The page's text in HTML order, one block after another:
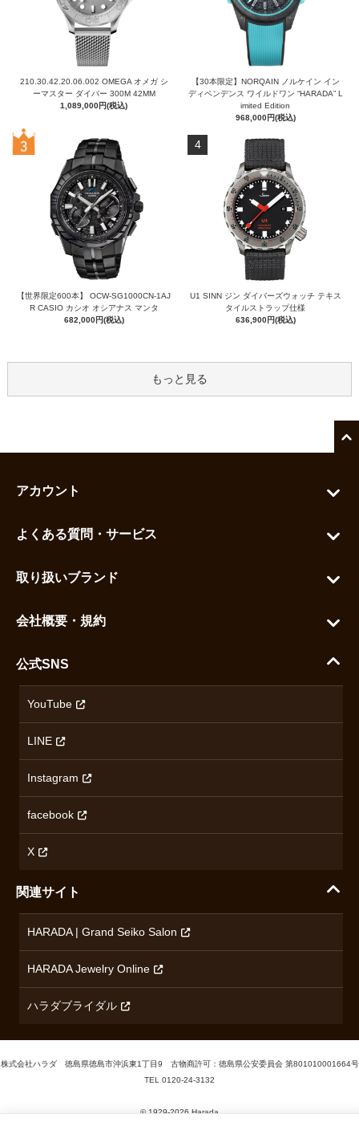
210.30.42.20.06.002 OMEGA オメガ シ
ーマスター ダイバー 300M 42MM
1,089,000円(税込)
【30本限定】NORQAIN ノルケイン イン
ディペンデンス ワイルドワン “HARADA” L
imited Edition
968,000円(税込)
【世界限定600本】 OCW-SG1000CN-1AJ
R CASIO カシオ オシアナス マンタ
682,000円(税込)
4
U1 SINN ジン ダイバーズウォッチ テキス
タイルストラップ仕様
636,900円(税込)
もっと見る
アカウント
お気に入りを見る
よくある質問・サービス
ご利用ガイド
配送・送料について
ハラダの保証とアフターサービス
取り扱いブランド
セイコー
カシオ
オリエントスター
ロンジン
チューダー
ブランド一覧を見る
会社概要・規約
沿革
プライバシーポリシー
無断転載・商用利用について
コンテンツ制作ポリシーおよび生成AIの利用指針
公式SNS
YouTube
LINE
Instagram
facebook
X
関連サイト
HARADA | Grand Seiko Salon
HARADA Jewelry Online
ハラダブライダル
株式会社ハラダ 徳島県徳島市沖浜東1丁目9 古物商許可：徳島県公安委員会 第801010001664号
TEL 0120-24-3132
© 1929‐2026 Harada
当サイトでは、サービス向上のためCookieを使用しています。詳しく